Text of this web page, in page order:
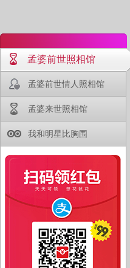
孟婆前世照相馆
孟婆前世情人照相馆
孟婆来世照相馆
我和明星比胸围